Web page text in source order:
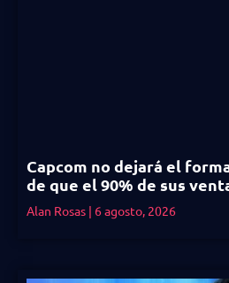
Capcom no dejará el
de que el 90% de sus
Alan Rosas 6 agosto, 2026